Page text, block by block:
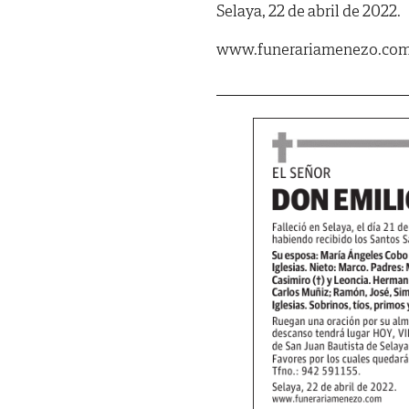
Selaya, 22 de abril de 2022.